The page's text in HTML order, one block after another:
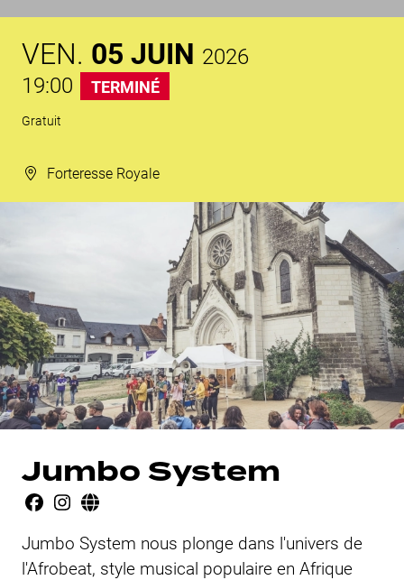
VEN. 05 JUIN 2026
19:00
TERMINÉ
Gratuit
Forteresse Royale
Jumbo System
Jumbo System nous plonge dans l'univers de
l'Afrobeat, style musical populaire en Afrique